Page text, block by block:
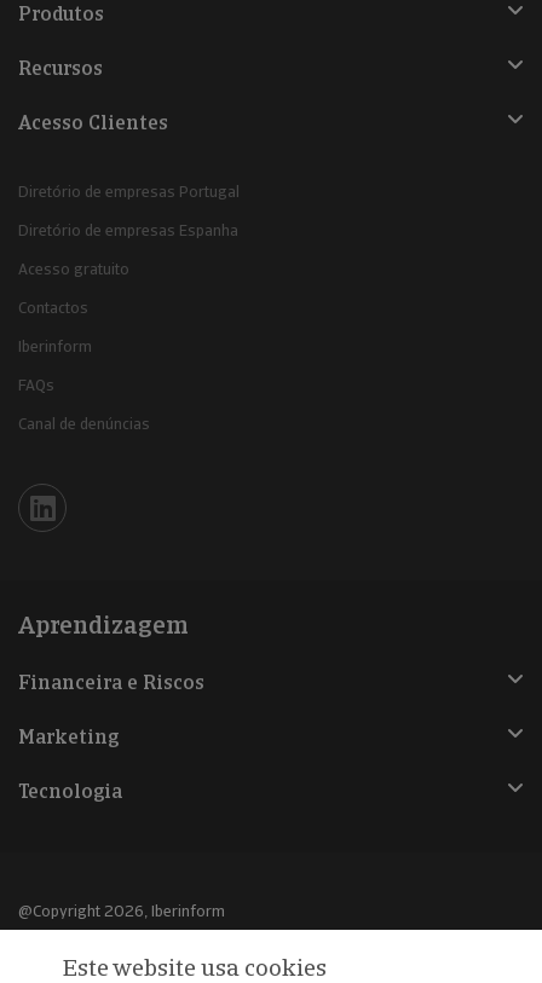
Produtos
Recursos
Acesso Clientes
Diretório de empresas Portugal
Diretório de empresas Espanha
Acesso gratuito
Contactos
Iberinform
FAQs
Canal de denúncias
Iberinform en Linkedin
Aprendizagem
Financeira e Riscos
Marketing
Tecnologia
@Copyright 2026, Iberinform
Aviso legalEste website usa cookies